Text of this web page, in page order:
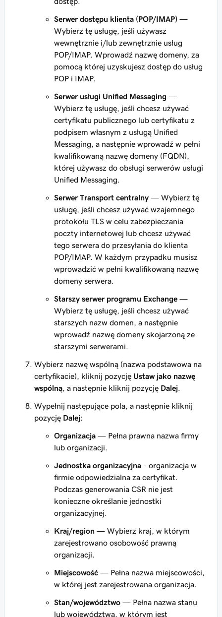
Serwer dostępu klienta (POP/IMAP) —
Wybierz tę usługę, jeśli używasz
wewnętrznie i/lub zewnętrznie usług
POP/IMAP. Wprowadź nazwę domeny, za
pomocą której uzyskujesz dostęp do usług
POP i IMAP.
Serwer usługi Unified Messaging —
Wybierz tę usługę, jeśli chcesz używać
certyfikatu publicznego lub certyfikatu z
podpisem własnym z usługą Unified
Messaging, a następnie wprowadź w pełni
kwalifikowaną nazwę domeny (FQDN),
której używasz do obsługi serwerów usługi
Unified Messaging.
Serwer Transport centralny — Wybierz tę
usługę, jeśli chcesz używać wzajemnego
protokołu TLS w celu zabezpieczania
poczty internetowej lub chcesz używać
tego serwera do przesyłania do klienta
POP/IMAP. W każdym przypadku musisz
wprowadzić w pełni kwalifikowaną nazwę
domeny serwera.
Starszy serwer programu Exchange —
Wybierz tę usługę, jeśli chcesz używać
starszych nazw domen, a następnie
wprowadź nazwę domeny skojarzoną ze
starszymi serwerami.
Wybierz nazwę wspólną (nazwa podstawowa na
certyfikacie), kliknij pozycję Ustaw jako nazwę
wspólną , a następnie kliknij pozycję Dalej
Wypełnij następujące pola, a następnie kliknij
pozycję Dalej:
Organizacja — Pełna prawna nazwa firmy
lub organizacji.
Jednostka organizacyjna - organizacja w
firmie odpowiedzialna za certyfikat.
Podczas generowania CSR nie jest
konieczne określanie jednostki
organizacyjnej.
Kraj/region — Wybierz kraj, w którym
zarejestrowano osobowość prawną
organizacji.
Miejscowość — Pełna nazwa miejscowości,
w której jest zarejestrowana organizacja.
Stan/województwo — Pełna nazwa stanu
lub województwa, w którym jest